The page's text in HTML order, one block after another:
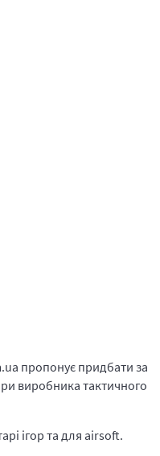
пропонує придбати за
виробника тактичного
ігор та для airsoft.